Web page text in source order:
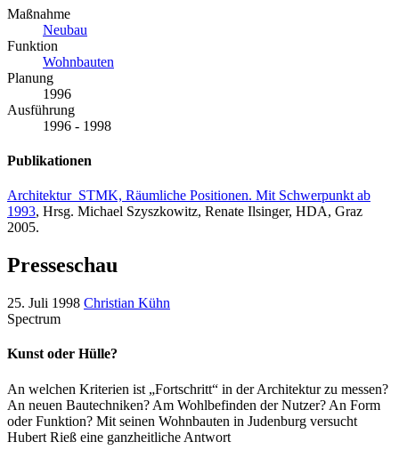
Maßnahme
Neubau
Funktion
Wohnbauten
Planung
1996
Ausführung
1996 - 1998
Publikationen
Architektur_STMK, Räumliche Positionen. Mit Schwerpunkt ab
1993, Hrsg. Michael Szyszkowitz, Renate Ilsinger, HDA, Graz
2005.
Presseschau
25. Juli 1998 Christian Kühn
Spectrum
Kunst oder Hülle?
An welchen Kriterien ist „Fortschritt“ in der Architektur zu messen?
An neuen Bautechniken? Am Wohlbefinden der Nutzer? An Form
oder Funktion? Mit seinen Wohnbauten in Judenburg versucht
Hubert Rieß eine ganzheitliche Antwort